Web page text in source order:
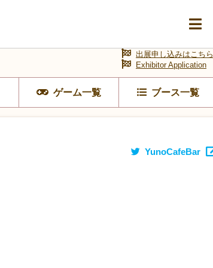
ゲーム一覧 ブース一覧
出展申し込みはこちら
Exhibitor Application
YunoCafeBar